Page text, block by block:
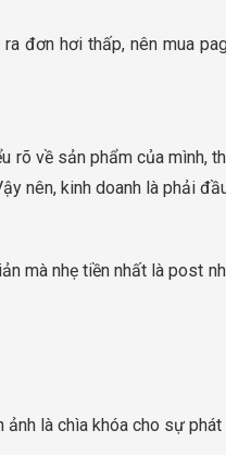
đơn hơi thấp, nên mua
về sản phẩm của mình,
nên, kinh doanh là phải
mà nhẹ tiền nhất là post
ảnh là chìa khóa cho sự phát